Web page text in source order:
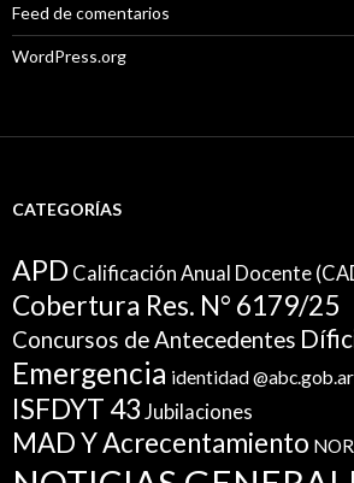
Feed de comentarios
WordPress.org
CATEGORÍAS
APD Calificación Anual Docente
Cobertura Res. N° 6179/25
Concursos de Antecedentes
Emergencia identidad @abc.gob.ar
ISFDYT 43 Jubilaciones
MAD Y Acrecentamiento